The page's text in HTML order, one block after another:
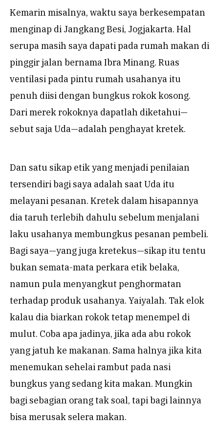
Kemarin misalnya, waktu saya berkesempatan
menginap di Jangkang Besi, Jogjakarta. Hal
serupa masih saya dapati pada rumah makan di
pinggir jalan bernama Ibra Minang. Ruas
ventilasi pada pintu rumah usahanya itu
penuh diisi dengan bungkus rokok kosong.
Dari merek rokoknya dapatlah diketahui—
sebut saja Uda—adalah penghayat kretek.
Dan satu sikap etik yang menjadi penilaian
tersendiri bagi saya adalah saat Uda itu
melayani pesanan. Kretek dalam hisapannya
dia taruh terlebih dahulu sebelum menjalani
laku usahanya membungkus pesanan pembeli.
Bagi saya—yang juga kretekus—sikap itu tentu
bukan semata-mata perkara etik belaka,
namun pula menyangkut penghormatan
terhadap produk usahanya. Yaiyalah. Tak elok
kalau dia biarkan rokok tetap menempel di
mulut. Coba apa jadinya, jika ada abu rokok
yang jatuh ke makanan. Sama halnya jika kita
menemukan sehelai rambut pada nasi
bungkus yang sedang kita makan. Mungkin
bagi sebagian orang tak soal, tapi bagi lainnya
bisa merusak selera makan.